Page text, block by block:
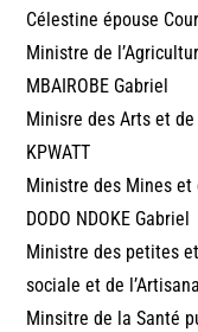
Célestine épouse
Ministre de
MBAIROBE Gabriel
Minisre des Arts et
KPWATT
Ministre des Mines et
DODO NDOKE Gabriel
Ministre des petites
sociale et de
Minsitre de la Santé